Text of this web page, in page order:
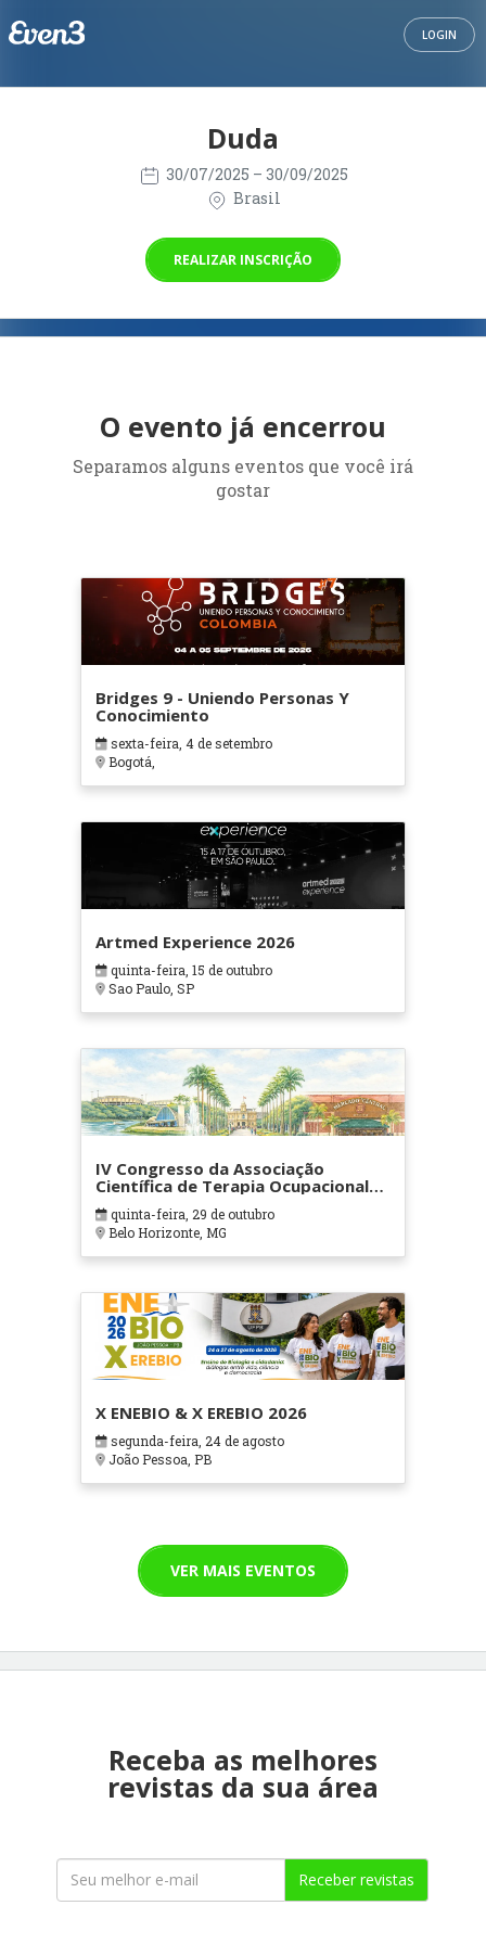
LOGIN
Duda
30/07/2025 – 30/09/2025
Brasil
REALIZAR INSCRIÇÃO
O evento já encerrou
Separamos alguns eventos que você irá
gostar
Bridges 9 - Uniendo Personas Y
Conocimiento
sexta-feira, 4 de setembro
Bogotá,
Artmed Experience 2026
quinta-feira, 15 de outubro
Sao Paulo, SP
IV Congresso da Associação
Científica de Terapia Ocupacional
em Contextos Hospitalares e
Cuidados Paliativos - ATOHOSP
quinta-feira, 29 de outubro
Belo Horizonte, MG
X ENEBIO & X EREBIO 2026
segunda-feira, 24 de agosto
João Pessoa, PB
VER MAIS EVENTOS
Receba as melhores
revistas da sua área
Receber revistas